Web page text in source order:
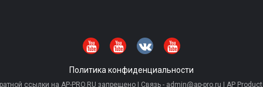
Политика конфиденциальности
ссылки на AP-PRO.RU запрещено | Связь - admin@ap-pro.ru | AP